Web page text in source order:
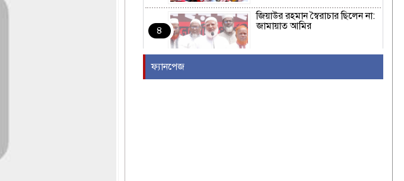
৪
জিয়াউর রহমান স্বৈরাচার ছিলেন না:
জামায়াত আমির
চালাতে পারে রাশিয়া
ফ্যানপেজ